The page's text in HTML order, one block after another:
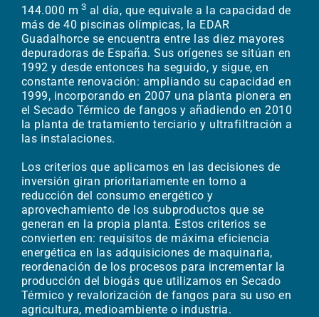
144.000 m 3 al día, que equivale a la capacidad de
más de 40 piscinas olímpicas, la EDAR
Guadalhorce se encuentra entre las diez mayores
depuradoras de España. Sus orígenes se sitúan en
1992 y desde entonces ha seguido, y sigue, en
constante renovación: ampliando su capacidad en
1999, incorporando en 2007 una planta pionera en
el Secado Térmico de fangos y añadiendo en 2010
la planta de tratamiento terciario y ultrafiltración a
las instalaciones.
Los criterios que aplicamos en las decisiones de
inversión giran prioritariamente en torno a
reducción del consumo energético y
aprovechamiento de los subproductos que se
generan en la propia planta. Estos criterios se
convierten en: requisitos de máxima eficiencia
energética en las adquisiciones de maquinaria,
reordenación de los procesos para incrementar la
producción del biogás que utilizamos en Secado
Térmico y revalorización de fangos para su uso en
agricultura, medioambiente o industria. ​